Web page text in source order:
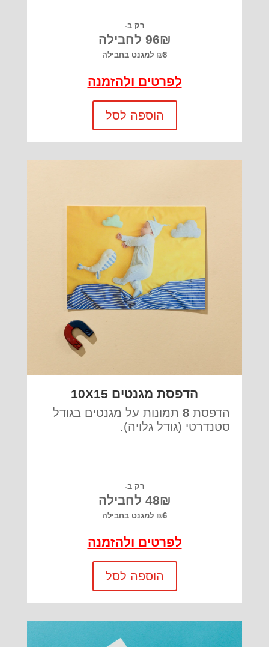
רק ב-
96₪ לחבילה
₪8 למגנט בחבילה
לפרטים ולהזמנה
הוספה לסל
הדפסת מגנטים 10X15
הדפסת 8תמונות על מגנטים בגודל
סטנדרטי (גודל גלויה).
רק ב-
48₪ לחבילה
₪6 למגנט בחבילה
לפרטים ולהזמנה
הוספה לסל